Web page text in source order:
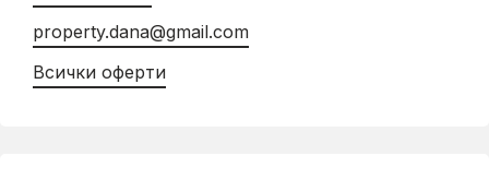
property.dana@gmail.com
Всички оферти